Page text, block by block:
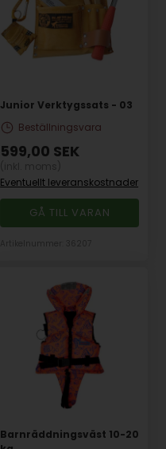
Junior Verktygssats - 03
Beställningsvara
599,00 SEK
Eventuellt leveranskostnader
GÅ TILL VARAN
Barnräddningsväst 10-20